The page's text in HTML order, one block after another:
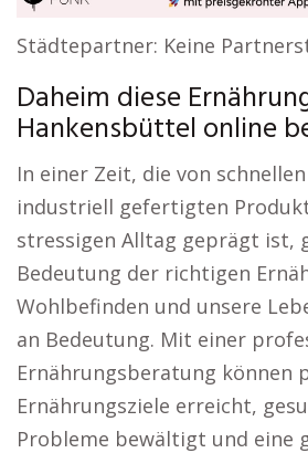
Städtepartner: Keine
Daheim diese
Hankensbüttel online
In einer Zeit, die von
industriell gefertigten
stressigen Alltag geprägt ist,
Bedeutung der richtigen
Wohlbefinden und unsere
an Bedeutung. Mit einer
Ernährungsberatung können
Ernährungsziele erreicht,
Probleme bewältigt und eine